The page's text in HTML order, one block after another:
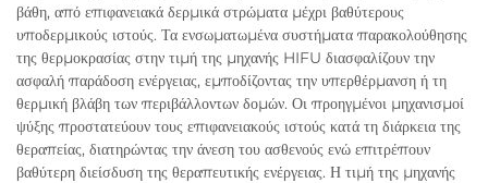
βάθη, από επιφανειακά δερμικά στρώματα μέχρι βαθύτερους
υποδερμικούς ιστούς. Τα ενσωματωμένα συστήματα παρακολούθησης
της θερμοκρασίας στην τιμή της μηχανής HIFU διασφαλίζουν την
ασφαλή παράδοση ενέργειας, εμποδίζοντας την υπερθέρμανση ή τη
θερμική βλάβη των περιβάλλοντων δομών. Οι προηγμένοι μηχανισμοί
ψύξης προστατεύουν τους επιφανειακούς ιστούς κατά τη διάρκεια της
θεραπείας, διατηρώντας την άνεση του ασθενούς ενώ επιτρέπουν
βαθύτερη διείσδυση της θεραπευτικής ενέργειας. Η τιμή της μηχανής